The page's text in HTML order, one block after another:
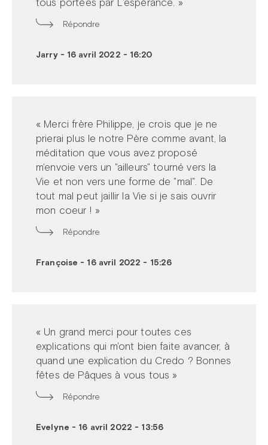
tous portées par L'espérance. »
Répondre
Jarry - 16 avril 2022 - 16:20
« Merci frère Philippe, je crois que je ne
prierai plus le notre Père comme avant, la
méditation que vous avez proposé
m'envoie vers un "ailleurs" tourné vers la
Vie et non vers une forme de "mal". De
tout mal peut jaillir la Vie si je sais ouvrir
mon coeur ! »
Répondre
Françoise - 16 avril 2022 - 15:26
« Un grand merci pour toutes ces
explications qui m'ont bien faite avancer, à
quand une explication du Credo ? Bonnes
fêtes de Pâques à vous tous »
Répondre
Evelyne - 16 avril 2022 - 13:56